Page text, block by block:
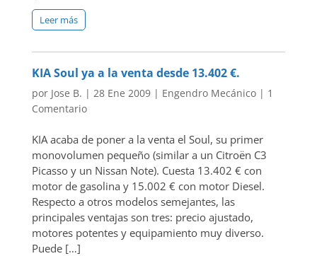
Leer más
KIA Soul ya a la venta desde 13.402 €.
por Jose B. | 28 Ene 2009| Engendro Mecánico| 1
Comentario
KIA acaba de poner a la venta el Soul, su primer
monovolumen pequeño (similar a un Citroën C3
Picasso y un Nissan Note). Cuesta 13.402 € con
motor de gasolina y 15.002 € con motor Diesel.
Respecto a otros modelos semejantes, las
principales ventajas son tres: precio ajustado,
motores potentes y equipamiento muy diverso.
Puede […]